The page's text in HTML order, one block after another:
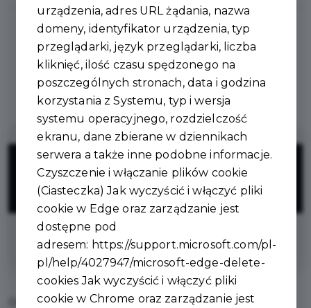
Regulamin i warunki
10%
ZNIŻKI
na zakup bram
OGROPOL to miejsce, gdzie ogrodzenia powstają od
urządzenia, adres URL żądania, nazwa
domeny, identyfikator urządzenia, typ
przeglądarki, język przeglądarki, liczba
kliknięć, ilość czasu spędzonego na
poszczególnych stronach, data i godzina
korzystania z Systemu, typ i wersja
systemu operacyjnego, rozdzielczość
ekranu, dane zbierane w dziennikach
serwera a także inne podobne informacje.
Czyszczenie i włączanie plików cookie
(Ciasteczka) Jak wyczyścić i włączyć pliki
cookie w Edge oraz zarządzanie jest
dostępne pod
adresem: https://support.microsoft.com/pl-
pl/help/4027947/microsoft-edge-delete-
cookies Jak wyczyścić i włączyć pliki
cookie w Chrome oraz zarządzanie jest